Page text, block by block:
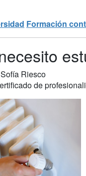
Formación
Sofía Riesco
de